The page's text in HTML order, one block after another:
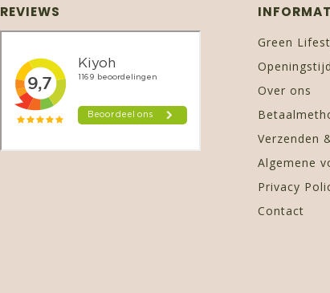
REVIEWS
Green
Over ons
Verzenden
Algemene
Privacy
Contact